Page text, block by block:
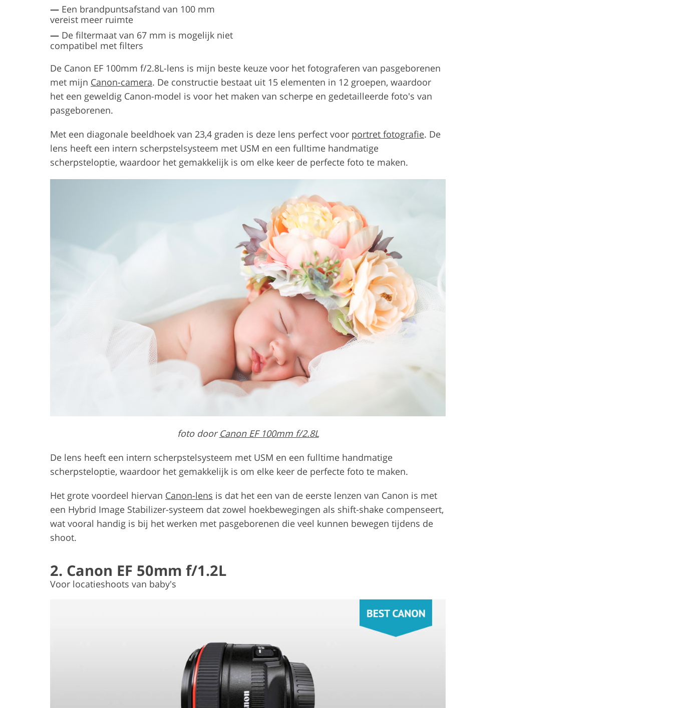
— Een brandpuntsafstand van 100 mm
vereist meer ruimte
— De filtermaat van 67 mm is mogelijk niet
compatibel met filters
De Canon EF 100mm f/2.8L-lens is mijn beste keuze voor het fotograferen van pasgeborenen
met mijn Canon-camera. De constructie bestaat uit 15 elementen in 12 groepen, waardoor
het een geweldig Canon-model is voor het maken van scherpe en gedetailleerde foto's van
pasgeborenen.
Met een diagonale beeldhoek van 23,4 graden is deze lens perfect voor portret fotografie. De
lens heeft een intern scherpstelsysteem met USM en een fulltime handmatige
scherpsteloptie, waardoor het gemakkelijk is om elke keer de perfecte foto te maken.
foto doorCanon EF 100mm f/2.8L
De lens heeft een intern scherpstelsysteem met USM en een fulltime handmatige
scherpsteloptie, waardoor het gemakkelijk is om elke keer de perfecte foto te maken.
Het grote voordeel hiervan Canon-lens is dat het een van de eerste lenzen van Canon is met
een Hybrid Image Stabilizer-systeem dat zowel hoekbewegingen als shift-shake compenseert,
wat vooral handig is bij het werken met pasgeborenen die veel kunnen bewegen tijdens de
shoot.
2. Canon EF 50mm f/1.2L
Voor locatieshoots van baby's